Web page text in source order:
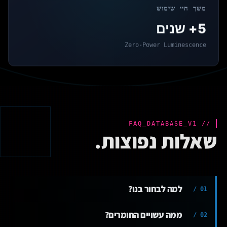
משך חיי שימוש
5+ שנים
Zero-Power Luminescence
// FAQ_DATABASE_V1
שאלות נפוצות.
01 / למה לבחור בנו?
אנחנו מתמחים בייצור משטחי גיימינג איכותיים בעיצוב אישי. אנו
02 / ממה עשויים החומרים?